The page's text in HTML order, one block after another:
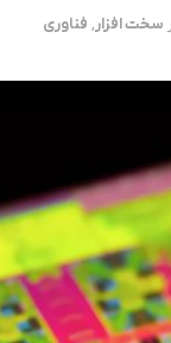
سخت افزار, فناوری